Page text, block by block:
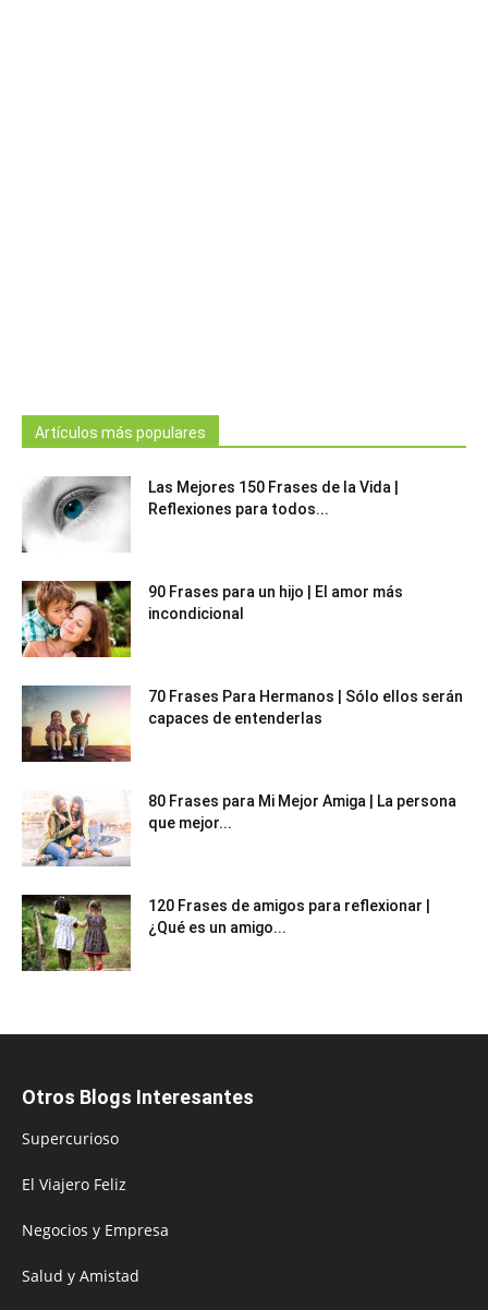
Artículos más populares
Las Mejores 150 Frases de la Vida |
Reflexiones para todos...
90 Frases para un hijo | El amor más
incondicional
70 Frases Para Hermanos | Sólo ellos serán
capaces de entenderlas
80 Frases para Mi Mejor Amiga | La persona
que mejor...
120 Frases de amigos para reflexionar |
¿Qué es un amigo...
Otros Blogs Interesantes
Supercurioso
El Viajero Feliz
Negocios y Empresa
Salud y Amistad